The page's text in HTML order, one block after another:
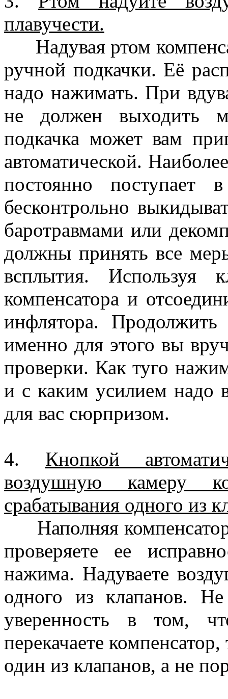
плавучести.
Надувая ртом
ручной подкачки. Её
надо нажимать. При
не должен выходить
подкачка может вам
автоматической.
постоянно поступает
бесконтрольно
баротравмами или
должны принять все
всплытия. Используя
компенсатора и
инфлятора.
именно для этого вы
проверки. Как туго
и с каким усилием надо
для вас сюрпризом.
4. Кнопкой
воздушную камеру
срабатывания одного из
Наполняя компенсатор
проверяете ее
нажима. Надуваете
одного из клапанов.
уверенность в том,
перекачаете
один из клапанов, а не